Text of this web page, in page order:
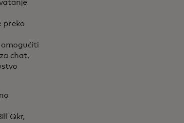
preko
omogućiti
chat,
Qkr,